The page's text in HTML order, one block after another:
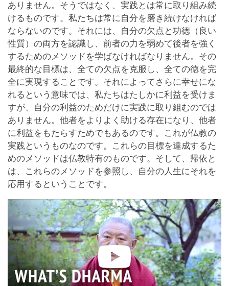
ありません。そうではなく、実践とは常に取り組み続
けるものです。私たちは常に自分を磨き続けなければ
ならないのです。それには、自分の欠点と功徳（良い
性質）の両方を認識し、前者の力を弱めて後者を強く
するためのメソッドを学ばなければなりません。その
最終的な目標は、全ての欠点を克服し、全ての徳を完
全に実現することです。それによってさらに幸せにな
れるという意味では、私たちはたしかに利益を受けま
すが、自分の利益のためだけに実践に取り組むのでは
ありません。他者をよりよく助ける存在になり、他者
に利益をもたらすためでもあるのです。これが仏教の
実践というものなのです。これらの目標を達成するた
めのメソッドは仏教特有のものです。そして、帰依と
は、これらのメソッドを参照し、自分の人生にそれを
応用するということです。